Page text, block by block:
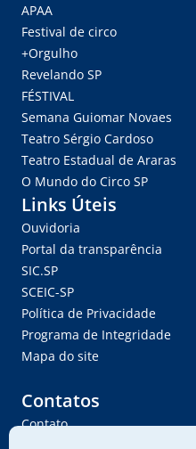
APAA
Festival de circo
+Orgulho
Revelando SP
FÉSTIVAL
Semana Guiomar Novaes
Teatro Sérgio Cardoso
Teatro Estadual de Araras
O Mundo do Circo SP
Links Úteis
Ouvidoria
Portal da transparência
SIC.SP
SCEIC-SP
Política de Privacidade
Programa de Integridade
Mapa do site
Contatos
Contato